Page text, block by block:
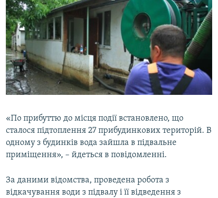
«По прибуттю до місця події встановлено, що
сталося підтоплення 27 прибудинкових територій. В
одному з будинків вода зайшла в підвальне
приміщення», – йдеться в повідомленні.
За даними відомства, проведена робота з
відкачування води з підвалу і її відведення з